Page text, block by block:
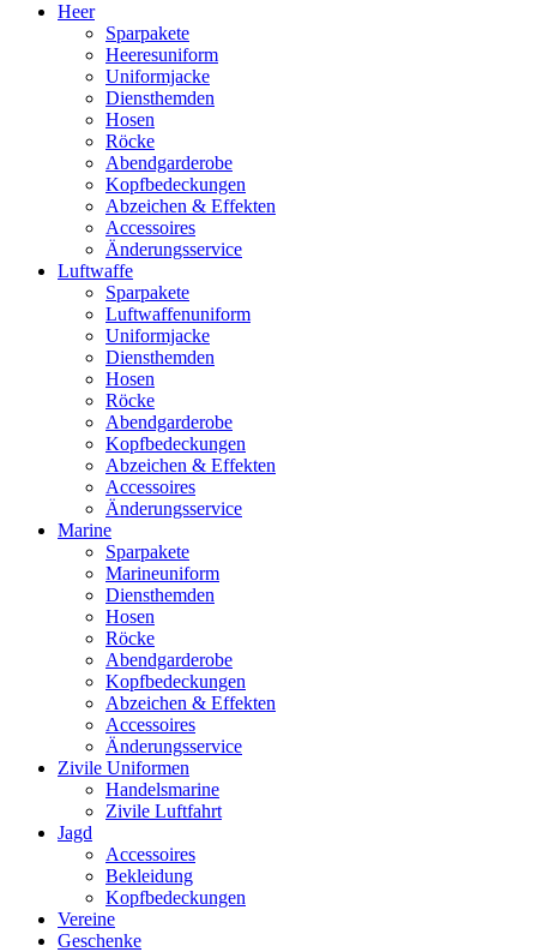
Heer
Sparpakete
Heeresuniform
Uniformjacke
Diensthemden
Hosen
Röcke
Abendgarderobe
Kopfbedeckungen
Abzeichen & Effekten
Accessoires
Änderungsservice
Luftwaffe
Sparpakete
Luftwaffenuniform
Uniformjacke
Diensthemden
Hosen
Röcke
Abendgarderobe
Kopfbedeckungen
Abzeichen & Effekten
Accessoires
Änderungsservice
Marine
Sparpakete
Marineuniform
Diensthemden
Hosen
Röcke
Abendgarderobe
Kopfbedeckungen
Abzeichen & Effekten
Accessoires
Änderungsservice
Zivile Uniformen
Handelsmarine
Zivile Luftfahrt
Jagd
Accessoires
Bekleidung
Kopfbedeckungen
Vereine
Geschenke